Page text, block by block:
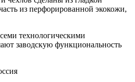
из перфорированной экокожи,
технологическими
заводскую функциональность